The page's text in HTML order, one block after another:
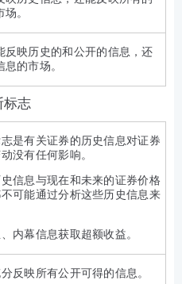
。
反映历史的和公开的信息，还
的市场。
标志
是有关证券的历史信息对证券
没有任何影响。
信息与现在和未来的证券价格
可能通过分析这些历史信息来
内幕信息获取超额收益。
反映所有公开可得的信息。